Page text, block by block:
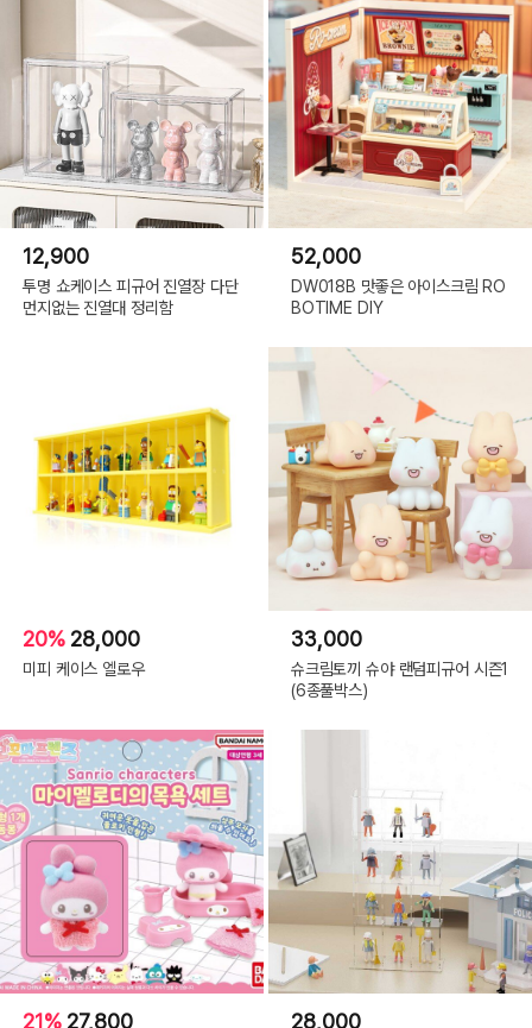
12,900
투명 쇼케이스 피규어 진열장 다단
먼지없는 진열대 정리함
52,000
DW018B 맛좋은 아이스크림 RO
BOTIME DIY
20% 28,000
미피 케이스 엘로우
33,000
슈크림토끼 슈야 랜덤피규어 시즌1
(6종풀박스)
21% 27,800 28,000